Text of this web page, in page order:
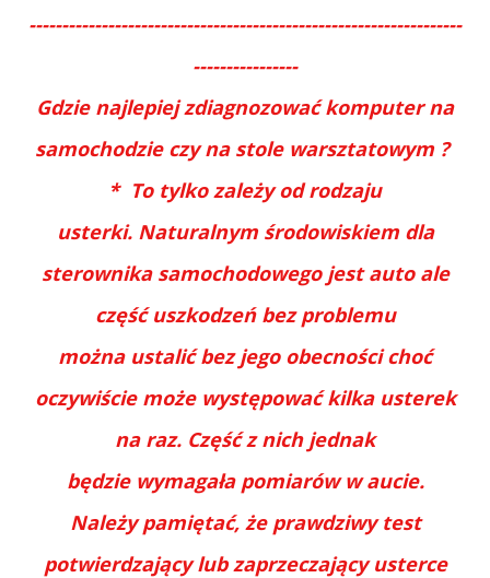
------------------------------------------------------------------
----------------
Gdzie najlepiej zdiagnozować komputer na
samochodzie czy na stole warsztatowym ?
* To tylko zależy od rodzaju
usterki. Naturalnym środowiskiem dla
sterownika samochodowego jest auto ale
część uszkodzeń bez problemu
można ustalić bez jego obecności choć
oczywiście może występować kilka usterek
na raz. Część z nich jednak
będzie wymagała pomiarów w aucie.
Należy pamiętać, że prawdziwy test
potwierdzający lub zaprzeczający usterce